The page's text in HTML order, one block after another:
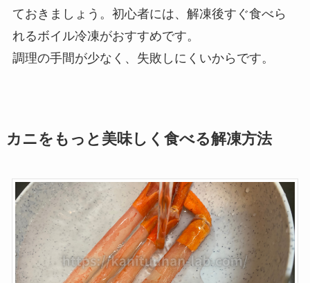
ておきましょう。初心者には、解凍後すぐ食べら
れるボイル冷凍がおすすめです。
調理の手間が少なく、失敗しにくいからです。
カニをもっと美味しく食べる解凍方法